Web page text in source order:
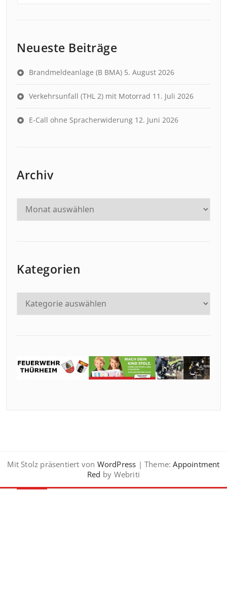
Neueste Beiträge
Brandmeldeanlage (B BMA) 5. August 2026
Verkehrsunfall (THL 2) mit Motorrad 11. Juli 2026
E-Call ohne Spracherwiderung 12. Juni 2026
Archiv
Kategorien
Mit Stolz präsentiert von WordPress | Theme: Appointment
Red by Webriti